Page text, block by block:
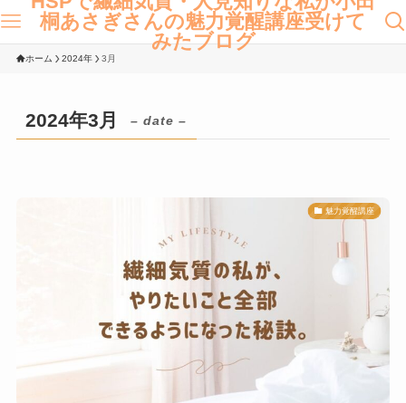
桐あさぎさんの魅力覚醒講座受けて
みたブログ
ホーム 2024年 3月
2024年3月 – date –
魅力覚醒講座